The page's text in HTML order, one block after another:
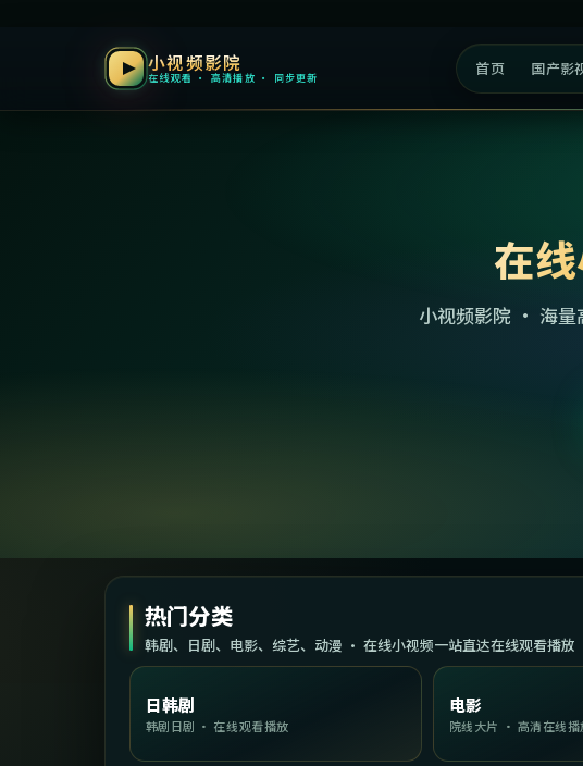
小视频影院
在线观看 · 高清播放 · 同步更新 首页 国产影
在
小视频影院 · 海量
热门分类
韩剧、日剧、电影、综艺、动漫 · 在线小视频一站直达在线观看播放
日韩剧
韩剧日剧 · 在线观看播放
电影
院线大片 · 高清在线播